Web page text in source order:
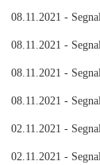
08.11.2021 -
08.11.2021 -
08.11.2021 -
08.11.2021 -
02.11.2021 -
02.11.2021 -